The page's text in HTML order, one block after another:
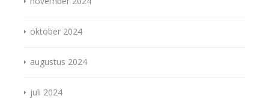
oktober 2024
augustus 2024
juli 2024